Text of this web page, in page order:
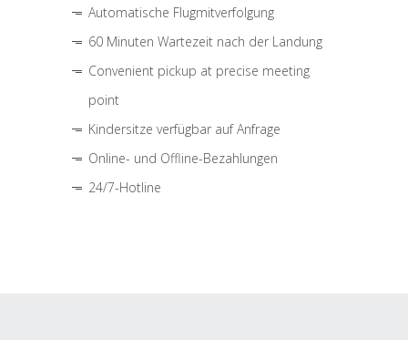
Automatische Flugmitverfolgung
60 Minuten Wartezeit nach der Landung
Convenient pickup at precise meeting
point
Kindersitze verfügbar auf Anfrage
Online- und Offline-Bezahlungen
24/7-Hotline